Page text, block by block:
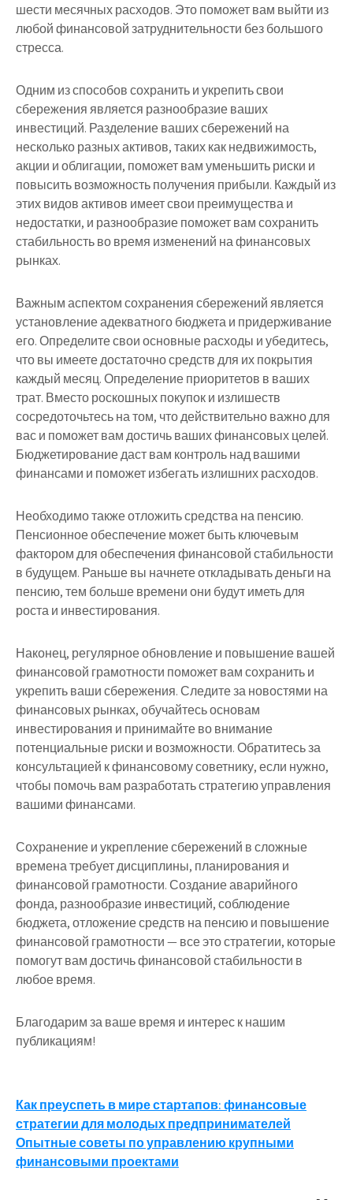
шести месячных расходов. Это поможет вам выйти из
любой финансовой затруднительности без большого
стресса.
Одним из способов сохранить и укрепить свои
сбережения является разнообразие ваших
инвестиций. Разделение ваших сбережений на
несколько разных активов, таких как недвижимость,
акции и облигации, поможет вам уменьшить риски и
повысить возможность получения прибыли. Каждый из
этих видов активов имеет свои преимущества и
недостатки, и разнообразие поможет вам сохранить
стабильность во время изменений на финансовых
рынках.
Важным аспектом сохранения сбережений является
установление адекватного бюджета и придерживание
его. Определите свои основные расходы и убедитесь,
что вы имеете достаточно средств для их покрытия
каждый месяц. Определение приоритетов в ваших
трат. Вместо роскошных покупок и излишеств
сосредоточьтесь на том, что действительно важно для
вас и поможет вам достичь ваших финансовых целей.
Бюджетирование даст вам контроль над вашими
финансами и поможет избегать излишних расходов.
Необходимо также отложить средства на пенсию.
Пенсионное обеспечение может быть ключевым
фактором для обеспечения финансовой стабильности
в будущем. Раньше вы начнете откладывать деньги на
пенсию, тем больше времени они будут иметь для
роста и инвестирования.
Наконец, регулярное обновление и повышение вашей
финансовой грамотности поможет вам сохранить и
укрепить ваши сбережения. Следите за новостями на
финансовых рынках, обучайтесь основам
инвестирования и принимайте во внимание
потенциальные риски и возможности. Обратитесь за
консультацией к финансовому советнику, если нужно,
чтобы помочь вам разработать стратегию управления
вашими финансами.
Сохранение и укрепление сбережений в сложные
времена требует дисциплины, планирования и
финансовой грамотности. Создание аварийного
фонда, разнообразие инвестиций, соблюдение
бюджета, отложение средств на пенсию и повышение
финансовой грамотности — все это стратегии, которые
помогут вам достичь финансовой стабильности в
любое время.
Благодарим за ваше время и интерес к нашим
публикациям!
Навигация
по
записям
Как преуспеть в мире стартапов: финансовые
стратегии для молодых предпринимателей
Опытные советы по управлению крупными
финансовыми проектами